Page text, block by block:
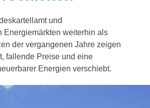
und
Energie­märkten weiterhin als
der vergangenen Jahre zeigen
fallende Preise und eine
Energien verschiebt.